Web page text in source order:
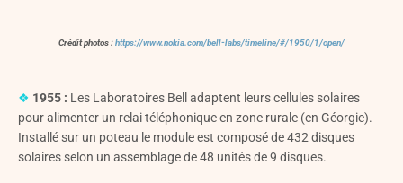
Crédit photos :https://www.nokia.com/bell-labs/timeline/#/1950/1/open/
❖ 1955 : Les Laboratoires Bell adaptent leurs cellules solaires
pour alimenter un relai téléphonique en zone rurale (en Géorgie).
Installé sur un poteau le module est composé de 432 disques
solaires selon un assemblage de 48 unités de 9 disques.